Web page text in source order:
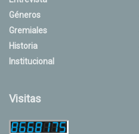
Géneros
Gremiales
Historia
Institucional
Visitas